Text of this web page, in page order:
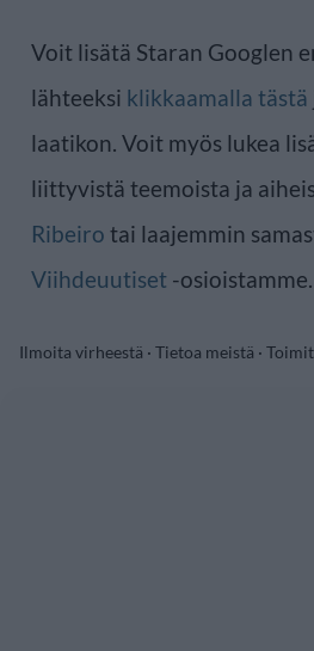
Voit lisätä Staran Googlen
lähteeksi klikkaamalla tästä
laatikon. Voit myös lukea
liittyvistä teemoista ja
Ribeiro tai laajemmin
Viihdeuutiset -osioistamme.
Ilmoita virheestä · Tietoa meistä ·